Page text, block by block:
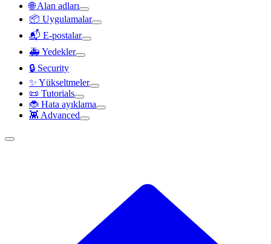
🌐 Alan adları
📦 Uygulamalar
📬 E-postalar
🚑 Yedekler
🔒 Security
✨ Yükseltmeler
📜 Tutorials
🐞 Hata ayıklama
👾 Advanced